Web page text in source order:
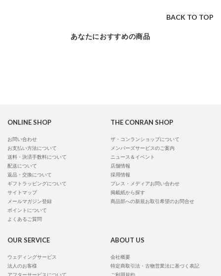
BACK TO TOP
あなたにおすすめの商品
ONLINE SHOP
お問い合わせ
お支払い方法について
送料・決済手数料について
配送について
返品・交換について
ギフトラッピングについて
サイトマップ
メールマガジン登録
ポイントについて
よくあるご質問
THE CONRAN SHOP
ザ・コンランショップについて
メンバーズサービスのご案内
ニュース＆イベント
店舗情報
採用情報
プレス・メディアお問い合わせ
掲載紙から探す
商品部への新規お取引希望のお問合せ
OUR SERVICE
ウェディングサービス
法人のお客様
アフターサービスについて
ABOUT US
会社概要
特定商取引法・古物営業法に基づく表記
ご利用規約